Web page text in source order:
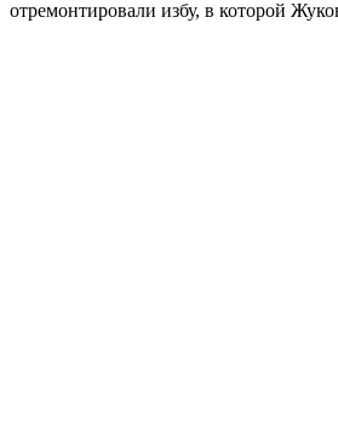
отремонтировали избу, в которой